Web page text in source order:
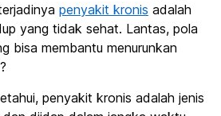
penyakit kronis adalah
yang tidak sehat. Lantas, pola
bisa membantu menurunkan
penyakit kronis adalah jenis